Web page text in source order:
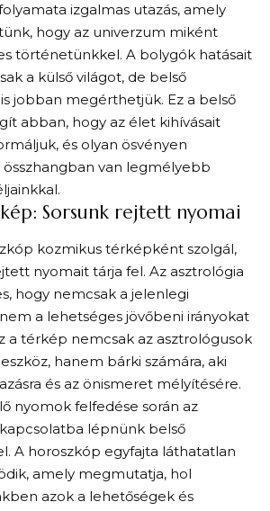
izgalmas utazás, amely
hogy az univerzum miként
történetünkkel. A bolygók hatásait
a külső világot, de belső
jobban megérthetjük. Ez a belső
abban, hogy az élet kihívásait
és olyan ösvényen
összhangban van legmélyebb
Sorsunk rejtett nyomai
kozmikus térképként szolgál,
nyomait tárja fel. Az asztrológia
hogy nemcsak a jelenlegi
a lehetséges jövőbeni irányokat
a térkép nemcsak az asztrológusok
hanem bárki számára, aki
és az önismeret mélyítésére.
nyomok felfedése során az
lépnünk belső
A horoszkóp egyfajta láthatatlan
amely megmutatja, hol
azok a lehetőségek és